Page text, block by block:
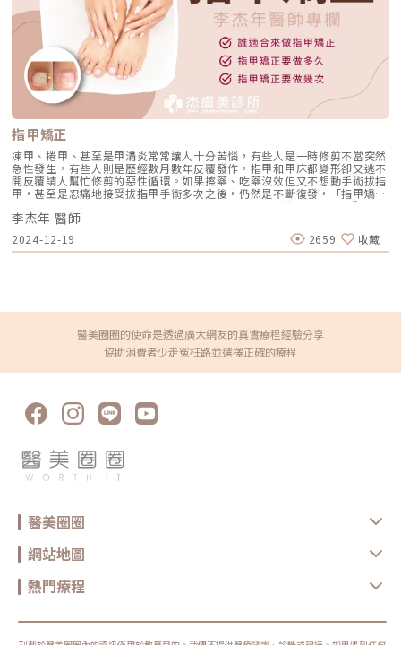
劇，影響了整體輪廓的緊緻度和外觀，臉部線條不再清晰。4.韌帶、間隔和
深層脂肪 (Retaining ligament, spaces and deep fat compartments) –
韌帶筋膜鬆弛太陽穴、臉頰和眼周屬於深層脂肪。深層結構提供額外的支
撐，對臉部結構穩定性具有關鍵作用，因此深層脂肪流失對老化有重大的影
響。5.骨膜和深層筋膜 (Periosteum and deep fascia) –骨頭萎縮深層支撐
結構，與骨骼相連，對臉部結構穩定性具有關鍵作用。最深層的老化表現在
顴骨、下顎骨等支撐骨架的縮小與萎縮，使整體輪廓往內陷，臉看起來垮、
凹，沒有精神。（圖／杰膚美診所-李杰年醫師提供）因此近年來李醫師在
諮詢時都一直在宣導，真正有效的抗衰，需要一層一層的對症下藥，分層定
制不同的抗衰方法，多維度抗衰，由深層至淺層定向解決，才能達到真正意
義上的「看起來變年輕」。菲斯波、鳳凰電波、美國音波、索夫波治療深度
大不同回到文章的重點，時下這些抗衰熱門的儀器，雖然說看起來一樣，但
其實非常不一樣。不同儀器作用的層次不同，對應的老化問題也不一樣。1.
菲斯波：增加肌肉密度、促進膠原蛋白增生EMFACEÂ 菲斯波的療程作用區
域主要可以分成兩層：肌肉層：EMFACEÂ 菲斯波擁有高強度的電場技術
（HIFES），能夠讓能量深入臉部肌肉層，刺激肌肉神經元，誘發、鍛鍊臉
部向上肌群，讓肌肉產生收縮，增加肌肉厚度與張力。真皮層至筋膜層：
EMFACEÂ 菲斯波的 SYNC RFÂ 煥顏電波，能夠針對真皮層到筋膜層的層
次，由外而內的均勻加熱，促進膠原蛋白增生，可以同時增加肌底支撐力與
臉部澎潤度，非常適合肌肉支撐力不足、臉型鬆垮者使用，效果自然、飽滿
增生，澎潤臉部肌膚鳳凰電波採取的是「容積式」加熱，索夫波Sofwave則
是「3D立體能量柱」加熱，作用的層次會在表皮層、真皮層、皮下組織
層，他們達到的功效偏比較偏向刺激膠原蛋白的生成，緊緻拉提肌膚，使皮
膚看起來更年輕和更健康。《點擊看完整文章介紹》文章轉載自「杰膚美診
指甲矯正
凍甲、捲甲、甚至是甲溝炎常常讓人十分苦惱，有些人是一時修剪不當突然
急性發生，有些人則是歷經數月數年反覆發作，指甲和甲床都變形卻又逃不
開反覆請人幫忙修剪的惡性循環。如果擦藥、吃藥沒效但又不想動手術拔指
甲，甚至是忍痛地接受拔指甲手術多次之後，仍然是不斷復發，「指甲矯正
器」的置放是目前較新且有效的治療方式。誰適合來做指甲矯正?深受凍甲
(嵌甲)、捲甲和甲溝炎所苦的人。指甲矯正要做多久?指甲矯正的治療時間
依照每個人的指甲狀況而定。指甲的質地越軟、越薄、捲曲程度越小、指甲
肉(甲溝)發炎程度越輕微，所需要的矯正時間越短，約1-2個月就會改善並
完成治療。指甲的質地越硬、越厚 (像是合併灰指甲)、捲曲程度越大 (天生
杰膚美診所-李杰年醫師提供）（圖／杰膚美診所-李杰年醫師提供）指甲矯
正要做幾次？嵌甲程度輕微的病患只需要做一到兩階段的治療，但發炎嚴
重、變形嚴重的病患會需要多次的治療，需要由醫師來評估並與病患仔細討
月就重新裝置矯正器進行調整，待狀況穩定之後，矯正器重置與門診追蹤的
間隔時間就可以拉長。（圖／杰膚美診所-李杰年醫師提供）（圖／杰膚美
立即得到改善，大多數病人都可以立即恢復正常生活。少數病人戴上指甲矯
正器之後的前幾天會有異物感或是拉扯緊緊的感覺，但不會有疼痛刺痛的感
覺，異物感也會逐步消退。矯正之前就有發炎情況 (紅腫、化膿、肉牙腫
能會出現無痛的指甲下出血(指甲瘀青)，是矯正的拉力所造成，薄軟的指甲
片與底下的甲床血管因拉扯而有輕微分離出血的情形，如果沒有持續惡化或
疼痛不適的情形，一般而言會自然消退。大部分的病人在數周到數月時，會
需要階段性的重新置放和調整矯正器，依照病人指甲的嚴重度和醫師的治療
落，就需要再與醫師另外預約時間重置矯正器。底下會再教大家如何照護，
避免矯正器意外脫落。《點擊看完整文章介紹》文章轉載自「杰膚美診所-
李杰年 醫師
2024-12-19 2659 收藏
醫美圈圈的使命是透過廣大網友的真實療程經驗分享
協助消費者少走冤枉路並選擇正確的療程
醫美圈圈
網站地圖
熱門療程